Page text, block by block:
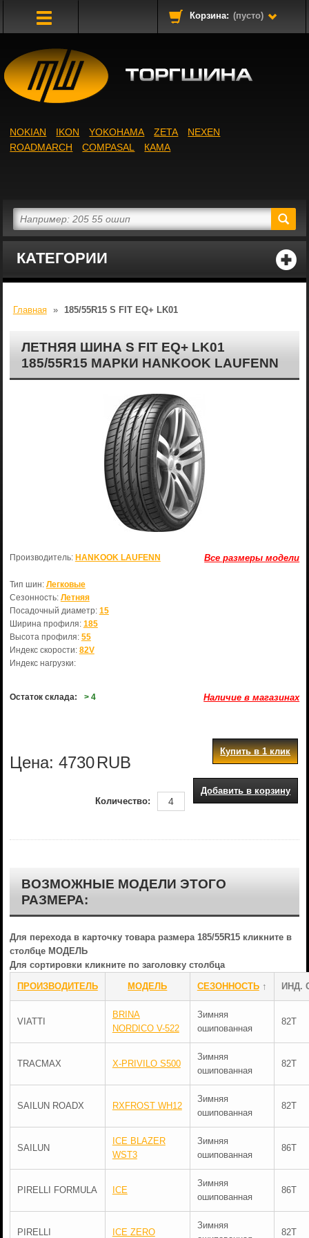
Корзина: (пусто)
КАТЕГОРИИ
NOKIAN IKON YOKOHAMA ZETA
NEXEN
ROADMARCH
COMPASAL КАМА
Главная » 185/55R15 S FIT EQ+ LK01
ЛЕТНЯЯ ШИНА S FIT EQ+ LK01
185/55R15 МАРКИ HANKOOK LAUFENN
Все размеры модели
Производитель: HANKOOK LAUFENN
Тип шин: Легковые
Сезонность: Летняя
Посадочный диаметр: 15
Ширина профиля: 185
Высота профиля: 55
Индекс скорости: 82V
Индекс нагрузки:
Остаток склада: > 4 Наличие в магазинах
Цена: 4730RUB
Купить в 1 клик
Добавить в корзину
Количество:
ВОЗМОЖНЫЕ МОДЕЛИ ЭТОГО
РАЗМЕРА:
Для перехода в карточку товара размера 185/55R15 кликните в
столбце МОДЕЛЬ
Для сортировки кликните по заголовку столбца
ПРОИЗВОДИТЕЛЬ МОДЕЛЬ СЕЗОННОСТЬ↑ ИНД.
VIATTI
BRINA
NORDICO V-522
Зимняя
ошипованная
82T
TRACMAX X-PRIVILO S500
Зимняя
ошипованная
82T
SAILUN ROADX RXFROST WH12
Зимняя
ошипованная
82T
SAILUN
ICE BLAZER
WST3
Зимняя
ошипованная
86T
PIRELLI FORMULA ICE
Зимняя
ошипованная
86T
PIRELLI ICE ZERO
Зимняя
82T